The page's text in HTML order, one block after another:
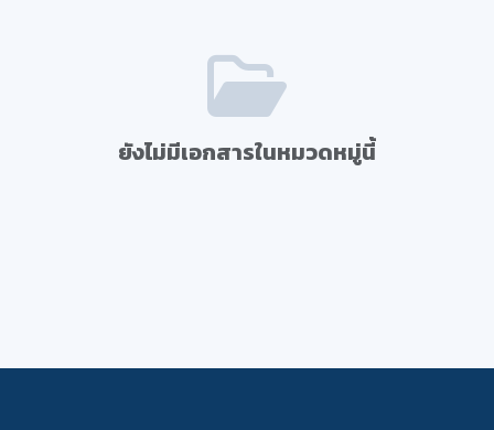
ยังไม่มีเอกสารในหมวดหมู่นี้